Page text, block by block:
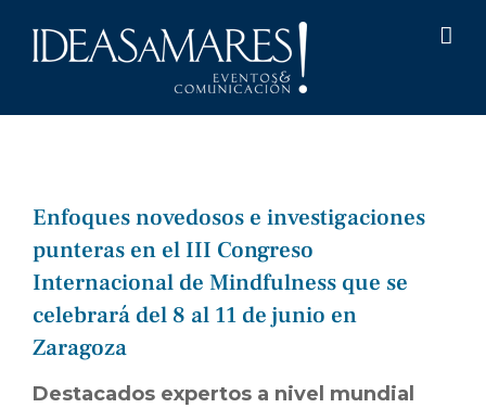
Enfoques novedosos e investigaciones
punteras en el III Congreso
Internacional de Mindfulness que se
celebrará del 8 al 11 de junio en
Zaragoza
Destacados expertos a nivel mundial